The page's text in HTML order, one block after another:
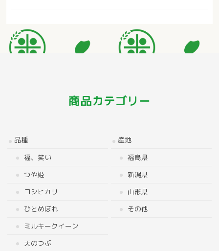
商品カテゴリー
品種
福、笑い
つや姫
コシヒカリ
ひとめぼれ
ミルキークイーン
天のつぶ
産地
福島県
新潟県
山形県
その他